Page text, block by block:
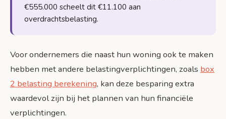
€555.000 scheelt dit €11.100 aan
overdrachtsbelasting.
Voor ondernemers die naast hun woning ook te maken
hebben met andere belastingverplichtingen, zoals box
2 belasting berekening, kan deze besparing extra
waardevol zijn bij het plannen van hun financiële
verplichtingen.